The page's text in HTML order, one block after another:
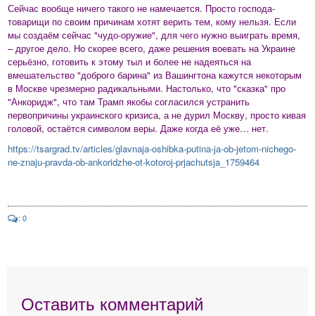
Сейчас вообще ничего такого не намечается. Просто господа-
товарищи по своим причинам хотят верить тем, кому нельзя. Если
мы создаём сейчас "чудо-оружие", для чего нужно выиграть время,
– другое дело. Но скорее всего, даже решения воевать на Украине
серьёзно, готовить к этому тыл и более не надеяться на
вмешательство "доброго барина" из Вашингтона кажутся некоторым
в Москве чрезмерно радикальными. Настолько, что "сказка" про
"Анкоридж", что там Трамп якобы согласился устранить
первопричины украинского кризиса, а не дурил Москву, просто кивая
головой, остаётся символом веры. Даже когда её уже… нет.
https://tsargrad.tv/articles/glavnaja-oshibka-putina-ja-ob-jetom-nichego-
ne-znaju-pravda-ob-ankoridzhe-ot-kotoroj-prjachutsja_1759464
: 0
Оставить комментарий